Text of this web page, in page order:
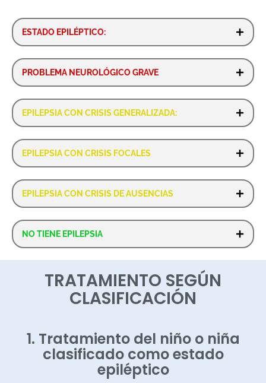
ESTADO EPILÉPTICO:
PROBLEMA NEUROLÓGICO GRAVE
EPILEPSIA CON CRISIS GENERALIZADA:
EPILEPSIA CON CRISIS FOCALES
EPILEPSIA CON CRISIS DE AUSENCIAS
NO TIENE EPILEPSIA
TRATAMIENTO SEGÚN
CLASIFICACIÓN
1. Tratamiento del niño o niña
clasificado como estado
epiléptico